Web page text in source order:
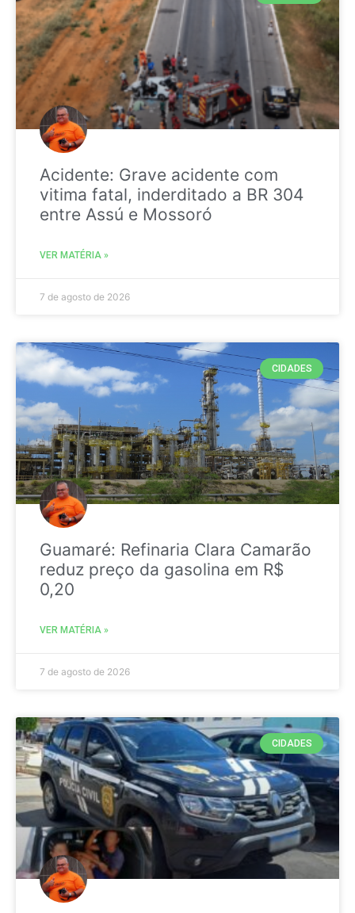
Acidente: Grave acidente com
vitima fatal, inderditado a BR 304
entre Assú e Mossoró
VER MATÉRIA »
7 de agosto de 2026
CIDADES
Guamaré: Refinaria Clara Camarão
reduz preço da gasolina em R$
0,20
VER MATÉRIA »
7 de agosto de 2026
CIDADES